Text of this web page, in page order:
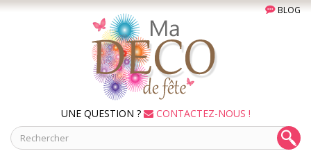
BLOG
UNE QUESTION ? CONTACTEZ-NOUS !